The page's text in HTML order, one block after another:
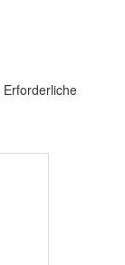
Erforderliche